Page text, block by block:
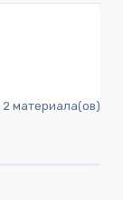
2 материала(ов)